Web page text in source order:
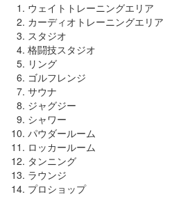
ウェイトトレーニングエリア
カーディオトレーニングエリア
スタジオ
格闘技スタジオ
リング
ゴルフレンジ
サウナ
ジャグジー
シャワー
パウダールーム
ロッカールーム
タンニング
ラウンジ
プロショップ